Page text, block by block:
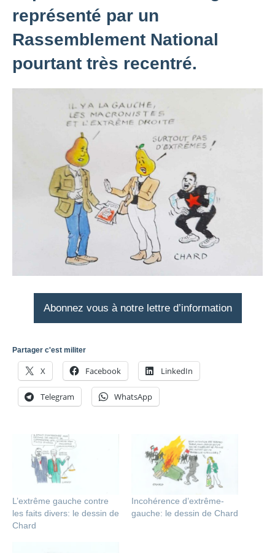
représenté par un
Rassemblement National
pourtant très recentré.
Abonnez vous à notre lettre d’information
Partager c'est militer
X Facebook LinkedIn
Telegram WhatsApp
L’extrême gauche contre
les faits divers: le dessin de
Chard
Incohérence d’extrême-
gauche: le dessin de Chard